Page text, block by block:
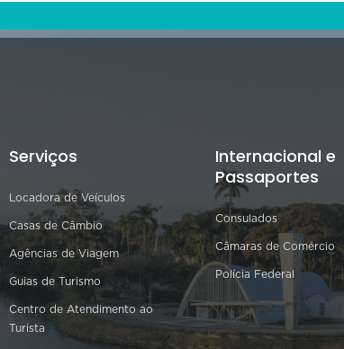
Serviços
Locadora de Veículos
Casas de Câmbio
Agências de Viagem
Guias de Turismo
Centro de Atendimento ao
Turista
Internacional e
Passaportes
Consulados
Câmaras de Comércio
Polícia Federal